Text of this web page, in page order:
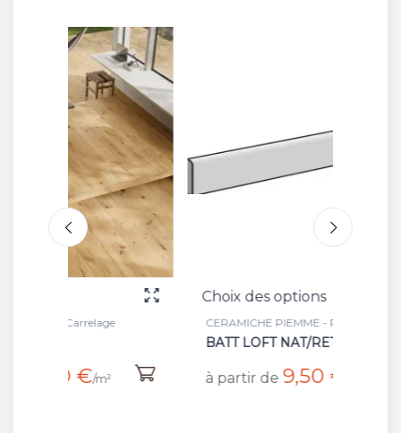
Choix des options
CERAMICHE PIEMME - Plinthe
BATT LOFT NAT/RET
à partir de 9,50 €/pièce